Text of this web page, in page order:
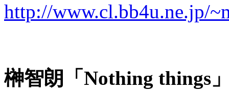
http://www.cl.bb4u.ne.jp/
榊智朗「Nothing things